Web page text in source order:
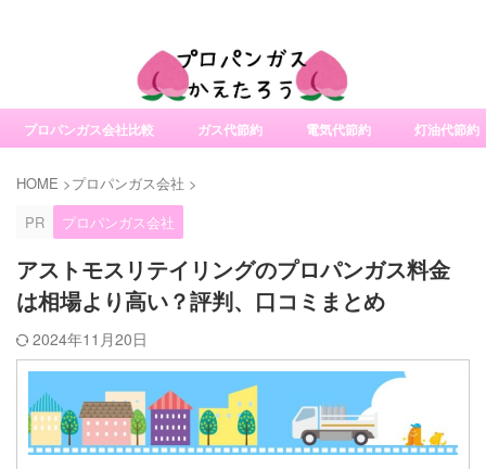
プロパンガス会社比較 ガス代節約 電気代節約 灯油代節約
HOME >プロパンガス会社 >
PR
プロパンガス会社
アストモスリテイリングのプロパンガス料金
は相場より高い？評判、口コミまとめ
2024年11月20日